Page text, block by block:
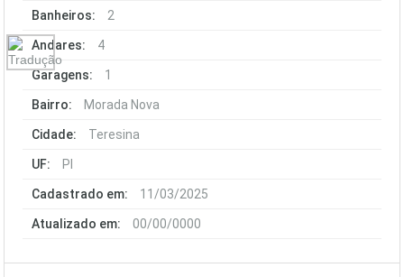
Banheiros: 2
Andares: 4
Garagens: 1
Bairro: Morada Nova
Cidade: Teresina
UF: PI
Cadastrado em: 11/03/2025
Atualizado em: 00/00/0000